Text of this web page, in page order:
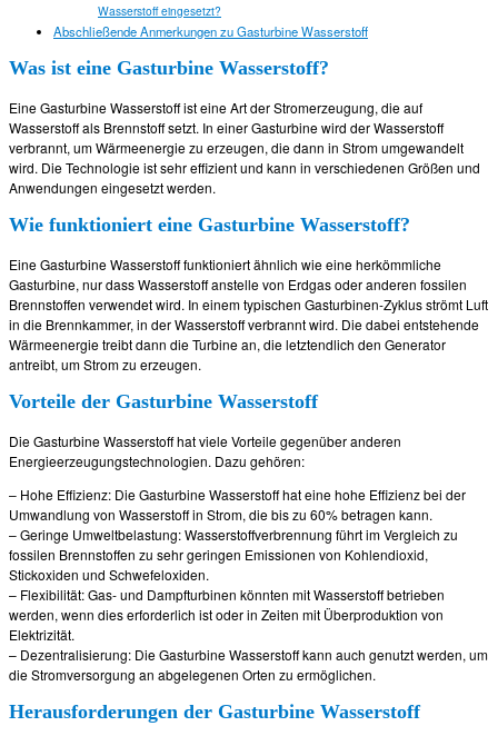
Wasserstoff eingesetzt?
Abschließende Anmerkungen zu Gasturbine Wasserstoff
Was ist eine Gasturbine Wasserstoff?
Eine Gasturbine Wasserstoff ist eine Art der Stromerzeugung, die auf
Wasserstoff als Brennstoff setzt. In einer Gasturbine wird der Wasserstoff
verbrannt, um Wärmeenergie zu erzeugen, die dann in Strom umgewandelt
wird. Die Technologie ist sehr effizient und kann in verschiedenen Größen und
Anwendungen eingesetzt werden.
Wie funktioniert eine Gasturbine Wasserstoff?
Eine Gasturbine Wasserstoff funktioniert ähnlich wie eine herkömmliche
Gasturbine, nur dass Wasserstoff anstelle von Erdgas oder anderen fossilen
Brennstoffen verwendet wird. In einem typischen Gasturbinen-Zyklus strömt Luft
in die Brennkammer, in der Wasserstoff verbrannt wird. Die dabei entstehende
Wärmeenergie treibt dann die Turbine an, die letztendlich den Generator
antreibt, um Strom zu erzeugen.
Vorteile der Gasturbine Wasserstoff
Die Gasturbine Wasserstoff hat viele Vorteile gegenüber anderen
Energieerzeugungstechnologien. Dazu gehören:
– Hohe Effizienz: Die Gasturbine Wasserstoff hat eine hohe Effizienz bei der
Umwandlung von Wasserstoff in Strom, die bis zu 60% betragen kann.
– Geringe Umweltbelastung: Wasserstoffverbrennung führt im Vergleich zu
fossilen Brennstoffen zu sehr geringen Emissionen von Kohlendioxid,
Stickoxiden und Schwefeloxiden.
– Flexibilität: Gas- und Dampfturbinen könnten mit Wasserstoff betrieben
werden, wenn dies erforderlich ist oder in Zeiten mit Überproduktion von
Elektrizität.
– Dezentralisierung: Die Gasturbine Wasserstoff kann auch genutzt werden, um
die Stromversorgung an abgelegenen Orten zu ermöglichen.
Herausforderungen der Gasturbine Wasserstoff